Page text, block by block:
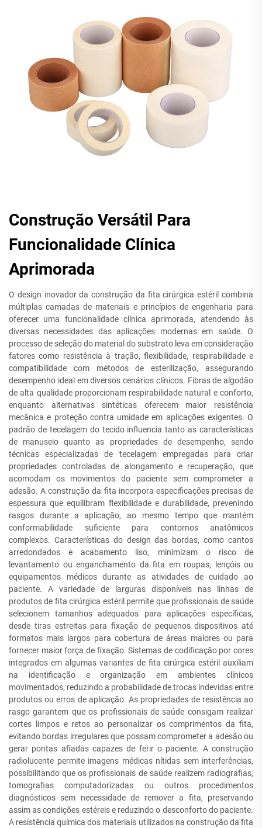
Construção Versátil Para
Funcionalidade Clínica
Aprimorada
O design inovador da construção da fita cirúrgica estéril combina
múltiplas camadas de materiais e princípios de engenharia para
oferecer uma funcionalidade clínica aprimorada, atendendo às
diversas necessidades das aplicações modernas em saúde. O
processo de seleção do material do substrato leva em consideração
fatores como resistência à tração, flexibilidade, respirabilidade e
compatibilidade com métodos de esterilização, assegurando
desempenho ideal em diversos cenários clínicos. Fibras de algodão
de alta qualidade proporcionam respirabilidade natural e conforto,
enquanto alternativas sintéticas oferecem maior resistência
mecânica e proteção contra umidade em aplicações exigentes. O
padrão de tecelagem do tecido influencia tanto as características
de manuseio quanto as propriedades de desempenho, sendo
técnicas especializadas de tecelagem empregadas para criar
propriedades controladas de alongamento e recuperação, que
acomodam os movimentos do paciente sem comprometer a
adesão. A construção da fita incorpora especificações precisas de
espessura que equilibram flexibilidade e durabilidade, prevenindo
rasgos durante a aplicação, ao mesmo tempo que mantém
conformabilidade suficiente para contornos anatômicos
complexos. Características do design das bordas, como cantos
arredondados e acabamento liso, minimizam o risco de
levantamento ou enganchamento da fita em roupas, lençóis ou
equipamentos médicos durante as atividades de cuidado ao
paciente. A variedade de larguras disponíveis nas linhas de
produtos de fita cirúrgica estéril permite que profissionais de saúde
selecionem tamanhos adequados para aplicações específicas,
desde tiras estreitas para fixação de pequenos dispositivos até
formatos mais largos para cobertura de áreas maiores ou para
fornecer maior força de fixação. Sistemas de codificação por cores
integrados em algumas variantes de fita cirúrgica estéril auxiliam
na identificação e organização em ambientes clínicos
movimentados, reduzindo a probabilidade de trocas indevidas entre
produtos ou erros de aplicação. As propriedades de resistência ao
rasgo garantem que os profissionais de saúde consigam realizar
cortes limpos e retos ao personalizar os comprimentos da fita,
evitando bordas irregulares que possam comprometer a adesão ou
gerar pontas afiadas capazes de ferir o paciente. A construção
radiolucente permite imagens médicas nítidas sem interferências,
possibilitando que os profissionais de saúde realizem radiografias,
tomografias computadorizadas ou outros procedimentos
diagnósticos sem necessidade de remover a fita, preservando
assim as condições estéreis e reduzindo o desconforto do paciente.
A resistência química dos materiais utilizados na construção da fita